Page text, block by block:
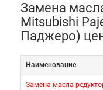
Замена
Mitsubishi
Паджеро)
Наименование
Замена масла